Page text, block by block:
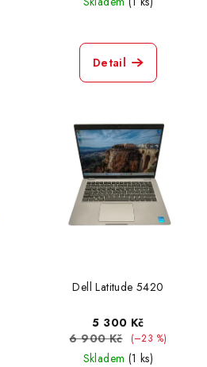
Detail
Dell Latitude 5420
5 300 Kč
6 900 Kč
(–23 %)
Skladem (1 ks)